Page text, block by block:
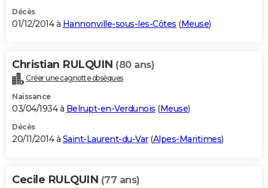
Décès
01/12/2014 à Hannonville-sous-les-Côtes (Meuse)
Christian RULQUIN (80 ans)
Créer une cagnotte obsèques
Naissance
03/04/1934 à Belrupt-en-Verdunois (Meuse)
Décès
20/11/2014 à Saint-Laurent-du-Var(Alpes-Maritimes)
Cecile RULQUIN (77 ans)